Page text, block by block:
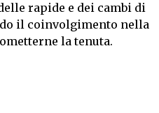
rapide e dei cambi di
il coinvolgimento nella
la tenuta.